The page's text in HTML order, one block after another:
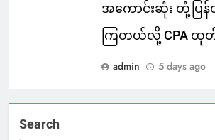
အကောင်းဆုံး တုံ့ပြ
ကြတယ်လို့ CPA ထုတ်
admin 5 days ago
Search